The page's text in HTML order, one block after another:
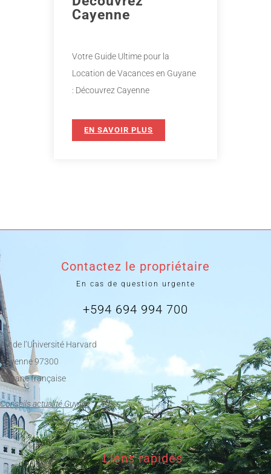
Cayenne
Votre Guide Ultime pour la
Location de Vacances en Guyane
: Découvrez Cayenne
EN SAVOIR PLUS
Contactez le propriétaire
En cas de question urgente
+594 694 994 700
Av. de l’Université Harvard
Cayenne 97300
Guyane française
Conseils actualité Guyane
Liens rapides